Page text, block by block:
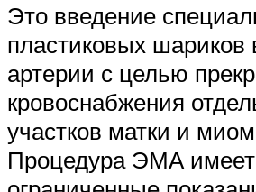
Это введение
пластиковых шариков
артерии с целью
кровоснабжения
участков матки и
Процедура ЭМА имеет